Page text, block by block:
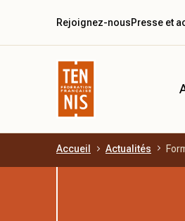
Aller au contenu principal
Rejoignez-nousPresse et
Accueil Actualités